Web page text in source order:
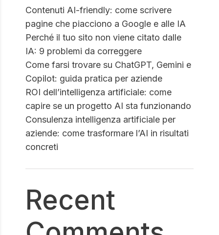
Contenuti AI-friendly: come scrivere
pagine che piacciono a Google e alle IA
Perché il tuo sito non viene citato dalle
IA: 9 problemi da correggere
Come farsi trovare su ChatGPT, Gemini e
Copilot: guida pratica per aziende
ROI dell’intelligenza artificiale: come
capire se un progetto AI sta funzionando
Consulenza intelligenza artificiale per
aziende: come trasformare l’AI in risultati
concreti
Recent